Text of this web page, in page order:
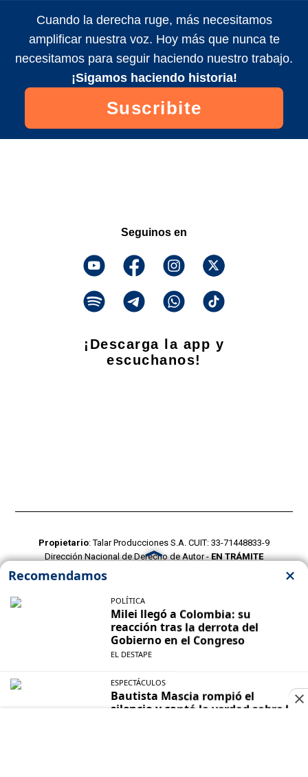
Cuando la derecha ruge, más necesitamos
amplificar nuestra voz. Hoy más que nunca te
necesitamos para seguir haciendo nuestro trabajo.
¡Sigamos haciendo historia!
Suscribite
Seguinos en
¡Descarga la app y
escuchanos!
Propietario: Talar Producciones S.A. CUIT: 33-71448833-9
Dirección Nacional de Derecho de Autor -EN TRÁMITE
TERMINOS Y CONDICIONES
POLITICAS DE PRIVACIDAD
CONTACTO COMERCIAL